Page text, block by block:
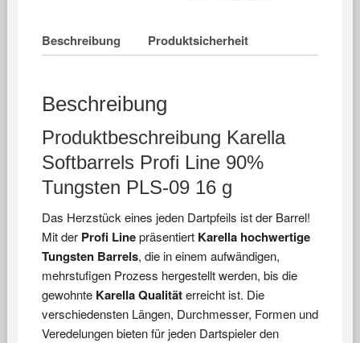
Beschreibung Produktsicherheit
Beschreibung
Produktbeschreibung Karella
Softbarrels Profi Line 90%
Tungsten PLS-09 16 g
Das Herzstück eines jeden Dartpfeils ist der Barrel!
Mit der Profi Linepräsentiert Karella hochwertige
Tungsten Barrels, die in einem aufwändigen,
mehrstufigen Prozess hergestellt werden, bis die
gewohnteKarella Qualitäterreicht ist. Die
verschiedensten Längen, Durchmesser, Formen und
Veredelungen bieten für jeden Dartspieler den